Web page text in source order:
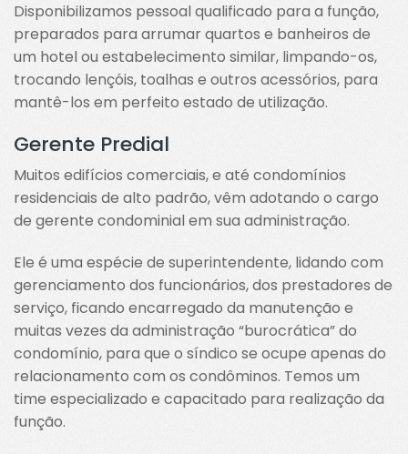
Disponibilizamos pessoal qualificado para a função,
preparados para arrumar quartos e banheiros de
um hotel ou estabelecimento similar, limpando-os,
trocando lençóis, toalhas e outros acessórios, para
mantê-los em perfeito estado de utilização.
Gerente Predial
Muitos edifícios comerciais, e até condomínios
residenciais de alto padrão, vêm adotando o cargo
de gerente condominial em sua administração.
Ele é uma espécie de superintendente, lidando com
gerenciamento dos funcionários, dos prestadores de
serviço, ficando encarregado da manutenção e
muitas vezes da administração “burocrática” do
condomínio, para que o síndico se ocupe apenas do
relacionamento com os condôminos. Temos um
time especializado e capacitado para realização da
função.